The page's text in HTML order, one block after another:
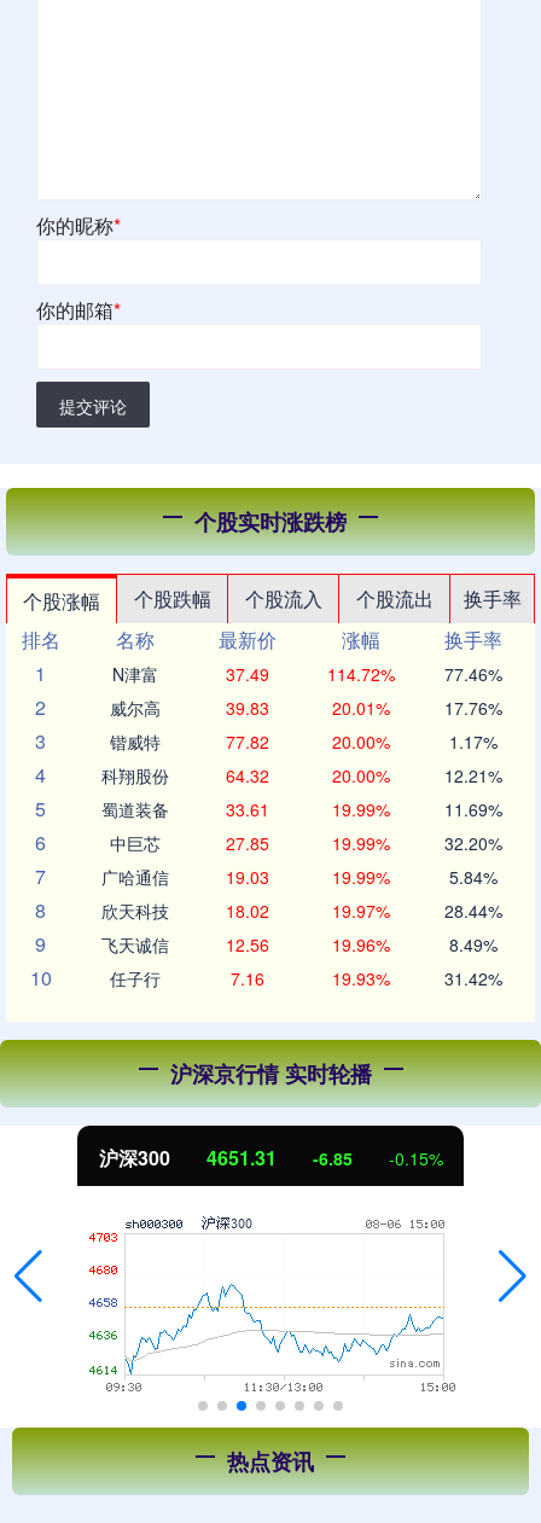
你的昵称*
你的邮箱*
提交评论
个股实时涨跌榜
个股涨幅 个股跌幅 个股流入 个股流出
换手率
排名
名称 最新价 涨幅
换手率
1
N津富 37.49 114.72% 77.46%
2 威尔高 39.83 20.01% 17.76%
3 锴威特 77.82 20.00% 1.17%
4 科翔股份 64.32 20.00% 12.21%
5 蜀道装备 33.61 19.99% 11.69%
6 中巨芯 27.85 19.99% 32.20%
7 广哈通信 19.03 19.99% 5.84%
8 欣天科技 18.02 19.97% 28.44%
9 飞天诚信 12.56 19.96% 8.49%
10 任子行 7.16 19.93% 31.42%
沪深京行情 实时轮播
沪深300 4651.31 -6.85 -0.15%
热点资讯